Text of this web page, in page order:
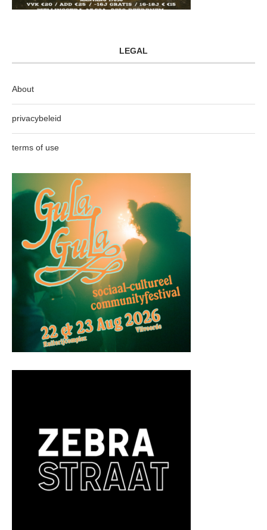
LEGAL
About
privacybeleid
terms of use